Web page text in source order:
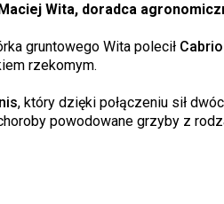
Wita, doradca
gruntowego Wita polecił
rzekomym.
, który dzięki połączeniu sił
powodowane grzyby z